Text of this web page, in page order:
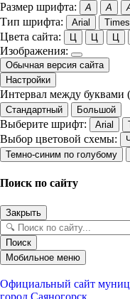
Размер шрифта: A A
Тип шрифта: Arial
Цвета сайта: Ц Ц Ц
Изображения:
Обычная версия сайта
Настройки
Интервал между буквами
Стандартный
Большой
Выберите шрифт: Arial
Выбор цветовой схемы:
Темно-синим по голубому
Поиск по сайту
Закрыть
Поиск
Мобильное меню
Официальный сайт
город Саяногорск